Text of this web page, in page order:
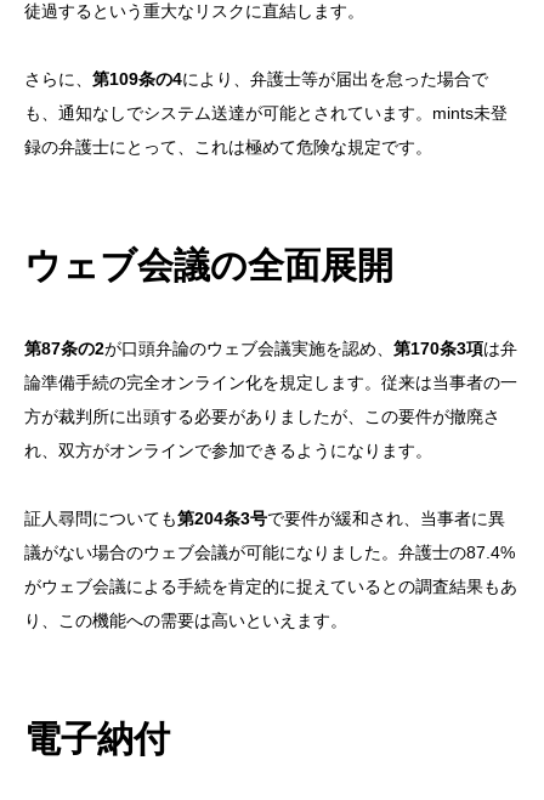
徒過するという重大なリスクに直結します。
さらに、 第109条の4により、弁護士等が届出を怠った場合で
も、通知なしでシステム送達が可能とされています。mints未登
録の弁護士にとって、これは極めて危険な規定です。
ウェブ会議の全面展開
第87条の2が口頭弁論のウェブ会議実施を認め、 第170条3項は弁
論準備手続の完全オンライン化を規定します。従来は当事者の一
方が裁判所に出頭する必要がありましたが、この要件が撤廃さ
れ、双方がオンラインで参加できるようになります。
証人尋問についても第204条3号で要件が緩和され、当事者に異
議がない場合のウェブ会議が可能になりました。弁護士の87.4%
がウェブ会議による手続を肯定的に捉えているとの調査結果もあ
り、この機能への需要は高いといえます。
電子納付